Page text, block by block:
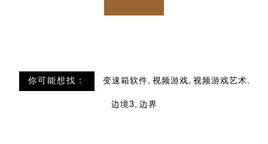
你可能想找： 变速箱软件, 视频游戏, 视频游戏艺术,
边境3, 边界